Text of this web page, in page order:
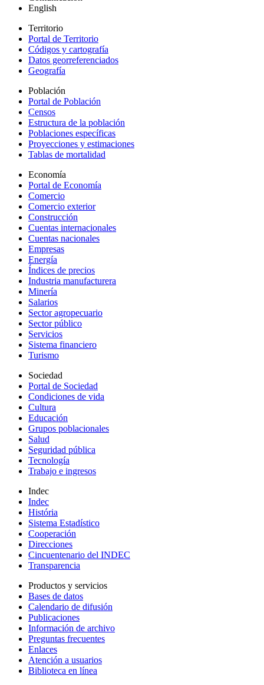
English
Territorio
Portal de Territorio
Códigos y cartografía
Datos georreferenciados
Geografía
Población
Portal de Población
Censos
Estructura de la población
Poblaciones específicas
Proyecciones y estimaciones
Tablas de mortalidad
Economía
Portal de Economía
Comercio
Comercio exterior
Construcción
Cuentas internacionales
Cuentas nacionales
Empresas
Energía
Índices de precios
Industria manufacturera
Minería
Salarios
Sector agropecuario
Sector público
Servicios
Sistema financiero
Turismo
Sociedad
Portal de Sociedad
Condiciones de vida
Cultura
Educación
Grupos poblacionales
Salud
Seguridad pública
Tecnología
Trabajo e ingresos
Indec
Indec
História
Sistema Estadístico
Cooperación
Direcciones
Cincuentenario del INDEC
Transparencia
Productos y servicios
Bases de datos
Calendario de difusión
Publicaciones
Información de archivo
Preguntas frecuentes
Enlaces
Atención a usuarios
Biblioteca en línea